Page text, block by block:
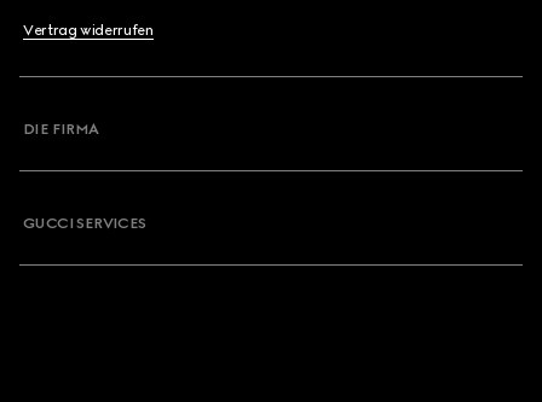
Vertrag widerrufen
DIE FIRMA
GUCCI SERVICES